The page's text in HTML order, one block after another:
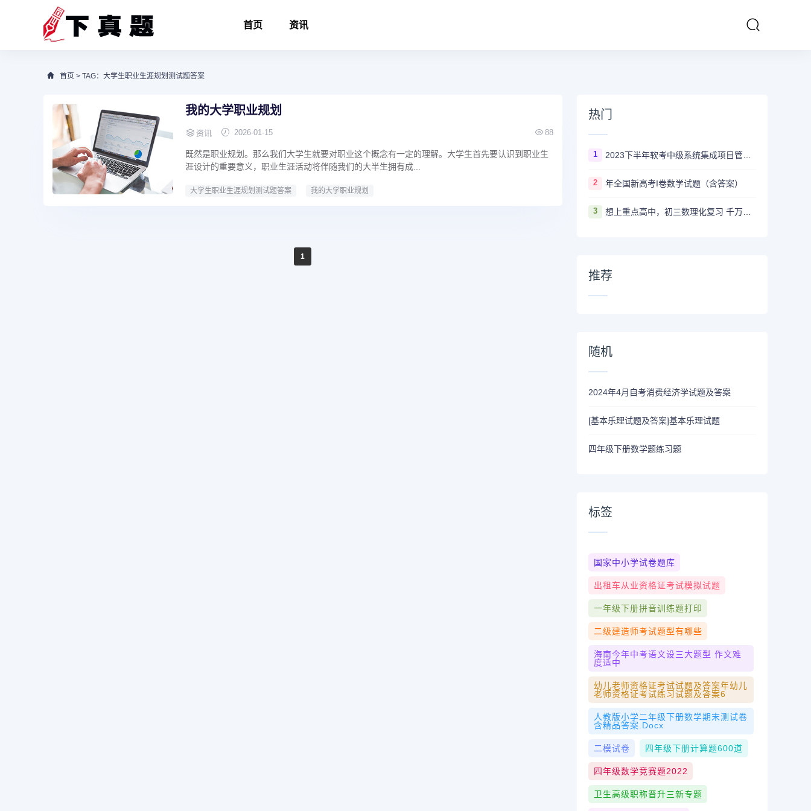
首页 资讯
首页 > TAG：大学生职业生涯规划测试题答案
我的大学职业规划
资讯 2026-01-15 88
既然是职业规划。那么我们大学生就要对职业这个概念有一定的理解。大学生首先要认识到职业生
涯设计的重要意义，职业生涯活动将伴随我们的大半生拥有成...
大学生职业生涯规划测试题答案 我的大学职业规划
1
热门
1 2023下半年软考中级系统集成项目管理工程师多长时间出成绩
2 年全国新高考I卷数学试题（含答案）
3 想上重点高中，初三数理化复习 千万不要盲目刷真题卷和模拟卷！
推荐
随机
2024年4月自考消费经济学试题及答案
[基本乐理试题及答案]基本乐理试题
四年级下册数学题练习题
标签
国家中小学试卷题库
出租车从业资格证考试模拟试题
一年级下册拼音训练题打印
二级建造师考试题型有哪些
海南今年中考语文设三大题型 作文难
度适中
幼儿老师资格证考试试题及答案年幼儿
老师资格证考试练习试题及答案6
人教版小学二年级下册数学期末测试卷
含精品答案.docx
二模试卷 四年级下册计算题600道
四年级数学竞赛题2022
卫生高级职称晋升三新专题